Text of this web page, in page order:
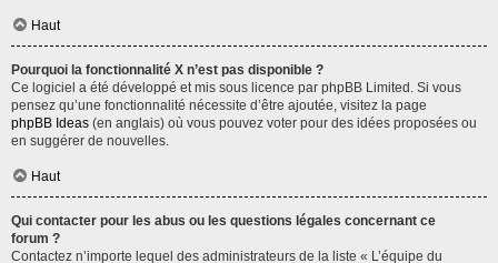
Haut
Pourquoi la fonctionnalité X n’est pas disponible ?
Ce logiciel a été développé et mis sous licence par phpBB Limited. Si vous
pensez qu’une fonctionnalité nécessite d’être ajoutée, visitez la page
phpBB Ideas (en anglais) où vous pouvez voter pour des idées proposées ou
en suggérer de nouvelles.
Haut
Qui contacter pour les abus ou les questions légales concernant ce
forum ?
Contactez n’importe lequel des administrateurs de la liste « L’équipe du